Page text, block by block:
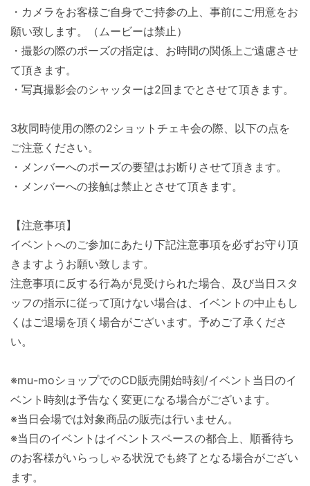
・カメラをお客様ご自身でご持参の上、 事前にご用意をお
願い致します。（ムービーは禁止）
・撮影の際のポーズの指定は、 お時間の関係上ご遠慮させ
て頂きます。
・写真撮影会のシャッターは2回までとさせて頂きます。
3枚同時使用の際の2ショットチェキ会の際、 以下の点を
ご注意ください。
・メンバーへのポーズの要望はお断りさせて頂きます。
・メンバーへの接触は禁止とさせて頂きます。
【注意事項】
イベントへのご参加にあたり下記注意事項を必ずお守り頂
きますよ うお願い致します。
注意事項に反する行為が見受けられた場合、 及び当日スタ
ッフの指示に従って頂けない場合は、 イベントの中止もし
くはご退場を頂く場合がございます。 予めご了承くださ
い。
※mu-moショップでのCD販売開始時刻/イベント当日のイ
ベント時刻は予告なく変更になる場合がございま す。
※当日会場では対象商品の販売は行いません。
※当日のイベントはイベントスペースの都合上、 順番待ち
のお客様がいらっしゃる状況でも終了となる場合がござい
ます。